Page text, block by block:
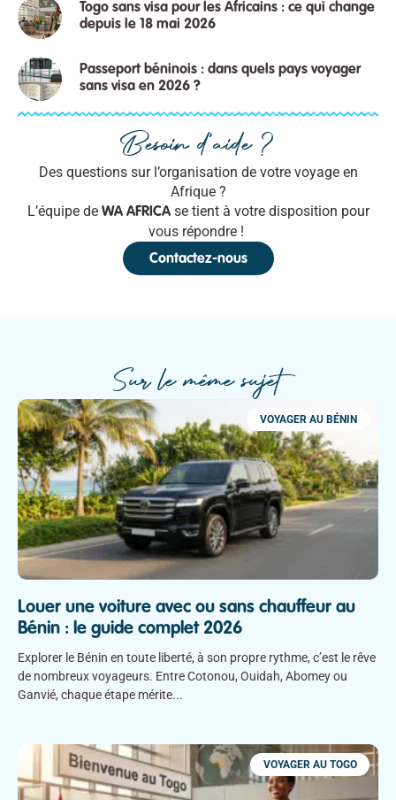
Togo sans visa pour les Africains : ce qui change
depuis le 18 mai 2026
Passeport béninois : dans quels pays voyager
sans visa en 2026 ?
Besoin d'aide ?
Des questions sur l’organisation de votre voyage en
Afrique ?
L’équipe de WA AFRICAse tient à votre disposition pour
vous répondre !
Contactez-nous
Sur le même sujet
VOYAGER AU BÉNIN
Louer une voiture avec ou sans chauffeur au
Bénin : le guide complet 2026
Explorer le Bénin en toute liberté, à son propre rythme, c’est le rêve
de nombreux voyageurs. Entre Cotonou, Ouidah, Abomey ou
Ganvié, chaque étape mérite
VOYAGER AU TOGO